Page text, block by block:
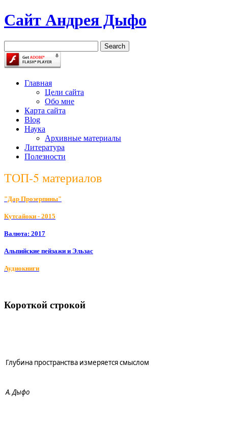
Сайт Андрея Дыфо
Главная
Цели сайта
Обо мне
Карта сайта
Blog
Наука
Архивные материалы
Литература
Полезности
ТОП-5 материалов
"Дар Прозерпины"
Кутсайоки - 2015
Валюта: 2017
Альпийские пейзажи и Эльзас
Аудиокниги
Короткой строкой
Глубина пространства измеряется смыслом
А. Дыфо